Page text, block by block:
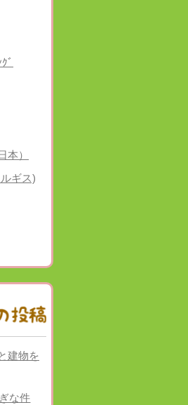
ﾞ
本）
ギス)
建物を
な件